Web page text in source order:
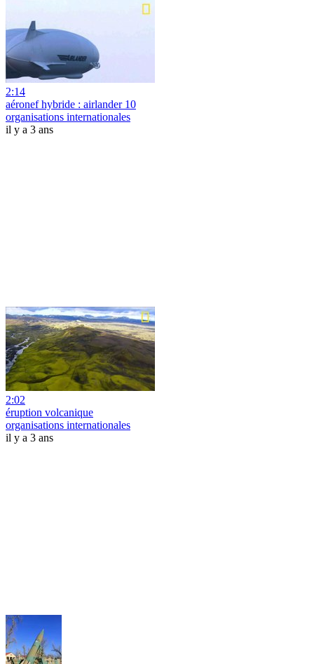
2:14
aéronef hybride : airlander 10
organisations internationales
il y a 3 ans
2:02
éruption volcanique
organisations internationales
il y a 3 ans